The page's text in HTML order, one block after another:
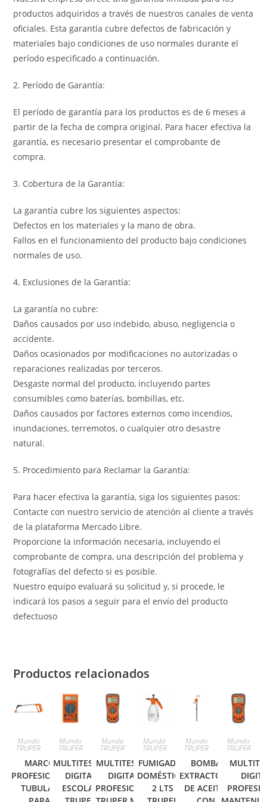
productos adquiridos a través de nuestros canales de venta
oficiales. Esta garantía cubre defectos de fabricación y
materiales bajo condiciones de uso normales durante el
período especificado a continuación.
2. Período de Garantía:
El período de garantía para los productos es de 6 meses a
partir de la fecha de compra original. Para hacer efectiva la
garantía, es necesario presentar el comprobante de
compra.
3. Cobertura de la Garantía:
La garantía cubre los siguientes aspectos:
Defectos en los materiales y la mano de obra.
Fallos en el funcionamiento del producto bajo condiciones
normales de uso.
4. Exclusiones de la Garantía:
La garantía no cubre:
Daños causados por uso indebido, abuso, negligencia o
accidente.
Daños ocasionados por modificaciones no autorizadas o
reparaciones realizadas por terceros.
Desgaste normal del producto, incluyendo partes
consumibles como baterías, bombillas, etc.
Daños causados por factores externos como incendios,
inundaciones, terremotos, o cualquier otro desastre
natural.
5. Procedimiento para Reclamar la Garantía:
Para hacer efectiva la garantía, siga los siguientes pasos:
Contacte con nuestro servicio de atención al cliente a través
de la plataforma Mercado Libre.
Proporcione la información necesaria, incluyendo el
comprobante de compra, una descripción del problema y
fotografías del defecto si es posible.
Nuestro equipo evaluará su solicitud y, si procede, le
indicará los pasos a seguir para el envío del producto
defectuoso
Productos relacionados
Mundo
TRUPER
MARCO
PROFESIONAL
TUBULAR
Mundo
TRUPER
MULTITESTER
DIGITAL
ESCOLAR
Mundo
TRUPER
MULTITESTER
DIGITAL
PROFESIONAL
Mundo
TRUPER
FUMIGADOR
DOMÉSTICO,
2 LTS
Mundo
TRUPER
BOMBA
EXTRACTORA
DE ACEITE,
Mundo
TRUPER